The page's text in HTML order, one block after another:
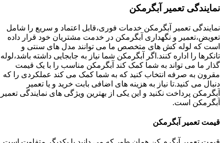
نمایندگی تعمیر آبگرمکن
نمایندگی تعمیر آبگرمکن خدمات فوری،قابل اعتماد و سریع را شامل
تعویض،تعمیر و نگهداری آبگرمکن در خدمت مشتریان خود قرار داده
است که لوله کش های متخصص ما می توانند مدل های سنتی و
تانکرها را اداره کنند.اگر آبگرمکن شما نیاز به جابجایی داشته باشد،لوله
گذار ما می تواند به شما کمک کند آبگرمکن مناسب را با یک قیمت
مقرون به صرفه انتخاب کنید که به شما کمک می کند عملکردی را که
دنبال می کنید.تا نیاز به هزینه های اضافی بابت خرید و یا تعمیر
آبگرمکن پرداخت نکنید و این یکی از بهترین ویژگی های نمایندگی تعمیر
آبگرمکن است.
قیمت تعمیر آبگرمکن